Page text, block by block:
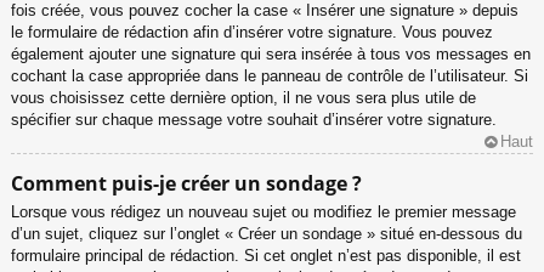
fois créée, vous pouvez cocher la case « Insérer une signature » depuis
le formulaire de rédaction afin d’insérer votre signature. Vous pouvez
également ajouter une signature qui sera insérée à tous vos messages en
cochant la case appropriée dans le panneau de contrôle de l’utilisateur. Si
vous choisissez cette dernière option, il ne vous sera plus utile de
spécifier sur chaque message votre souhait d’insérer votre signature.
Haut
Comment puis-je créer un sondage ?
Lorsque vous rédigez un nouveau sujet ou modifiez le premier message
d’un sujet, cliquez sur l’onglet « Créer un sondage » situé en-dessous du
formulaire principal de rédaction. Si cet onglet n’est pas disponible, il est